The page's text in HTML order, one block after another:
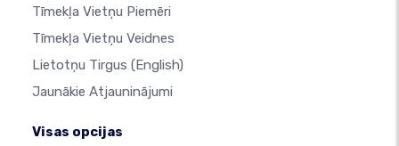
Tīmekļa Vietņu Piemēri
Tīmekļa Vietņu Veidnes
Lietotņu Tirgus (English)
Jaunākie Atjauninājumi
Visas opcijas